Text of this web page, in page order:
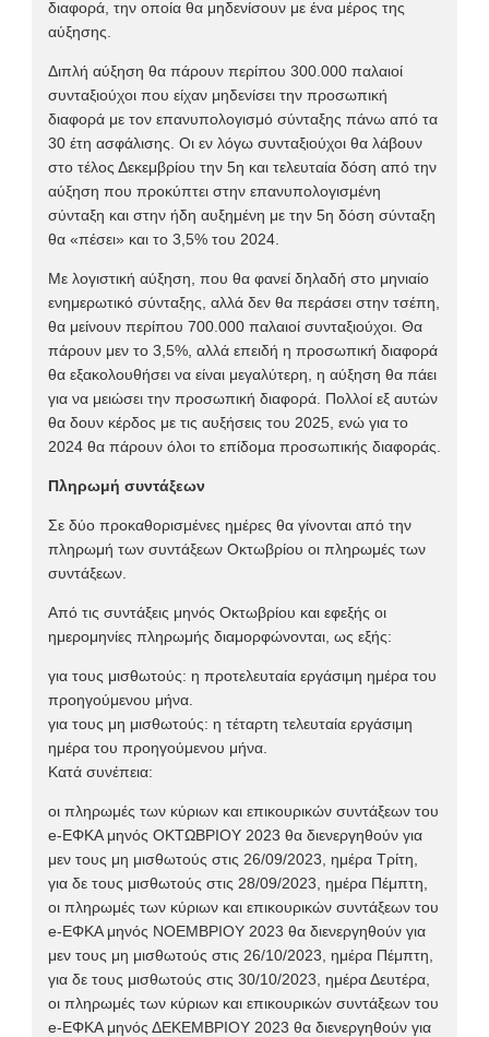
διαφορά, την οποία θα μηδενίσουν με ένα μέρος της
αύξησης.
Διπλή αύξηση θα πάρουν περίπου 300.000 παλαιοί
συνταξιούχοι που είχαν μηδενίσει την προσωπική
διαφορά με τον επανυπολογισμό σύνταξης πάνω από τα
30 έτη ασφάλισης. Οι εν λόγω συνταξιούχοι θα λάβουν
στο τέλος Δεκεμβρίου την 5η και τελευταία δόση από την
αύξηση που προκύπτει στην επανυπολογισμένη
σύνταξη και στην ήδη αυξημένη με την 5η δόση σύνταξη
θα «πέσει» και το 3,5% του 2024.
Με λογιστική αύξηση, που θα φανεί δηλαδή στο μηνιαίο
ενημερωτικό σύνταξης, αλλά δεν θα περάσει στην τσέπη,
θα μείνουν περίπου 700.000 παλαιοί συνταξιούχοι. Θα
πάρουν μεν το 3,5%, αλλά επειδή η προσωπική διαφορά
θα εξακολουθήσει να είναι μεγαλύτερη, η αύξηση θα πάει
για να μειώσει την προσωπική διαφορά. Πολλοί εξ αυτών
θα δουν κέρδος με τις αυξήσεις του 2025, ενώ για το
2024 θα πάρουν όλοι το επίδομα προσωπικής διαφοράς.
Πληρωμή συντάξεων
Σε δύο προκαθορισμένες ημέρες θα γίνονται από την
πληρωμή των συντάξεων Οκτωβρίου οι πληρωμές των
συντάξεων.
Aπό τις συντάξεις μηνός Οκτωβρίου και εφεξής οι
ημερομηνίες πληρωμής διαμορφώνονται, ως εξής:
για τους μισθωτούς: η προτελευταία εργάσιμη ημέρα του
προηγούμενου μήνα.
για τους μη μισθωτούς: η τέταρτη τελευταία εργάσιμη
ημέρα του προηγούμενου μήνα.
Κατά συνέπεια:
οι πληρωμές των κύριων και επικουρικών συντάξεων του
e-ΕΦΚΑ μηνός ΟΚΤΩΒΡΙΟΥ 2023 θα διενεργηθούν για
μεν τους μη μισθωτούς στις 26/09/2023, ημέρα Τρίτη,
για δε τους μισθωτούς στις 28/09/2023, ημέρα Πέμπτη,
οι πληρωμές των κύριων και επικουρικών συντάξεων του
e-ΕΦΚΑ μηνός ΝΟΕΜΒΡΙΟΥ 2023 θα διενεργηθούν για
μεν τους μη μισθωτούς στις 26/10/2023, ημέρα Πέμπτη,
για δε τους μισθωτούς στις 30/10/2023, ημέρα Δευτέρα,
οι πληρωμές των κύριων και επικουρικών συντάξεων του
e-ΕΦΚΑ μηνός ΔΕΚΕΜΒΡΙΟΥ 2023 θα διενεργηθούν για